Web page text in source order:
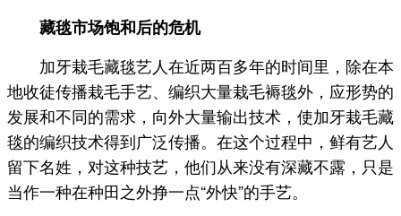
藏毯市场饱和后的危机
加牙栽毛藏毯艺人在近两百多年的时间里，除在本
地收徒传播栽毛手艺、编织大量栽毛褥毯外，应形势的
发展和不同的需求，向外大量输出技术，使加牙栽毛藏
毯的编织技术得到广泛传播。在这个过程中，鲜有艺人
留下名姓，对这种技艺，他们从来没有深藏不露，只是
当作一种在种田之外挣一点“外快”的手艺。